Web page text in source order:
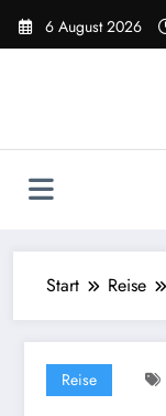
Zum
Inhalt
6 August 2026
Start Reise
Reise